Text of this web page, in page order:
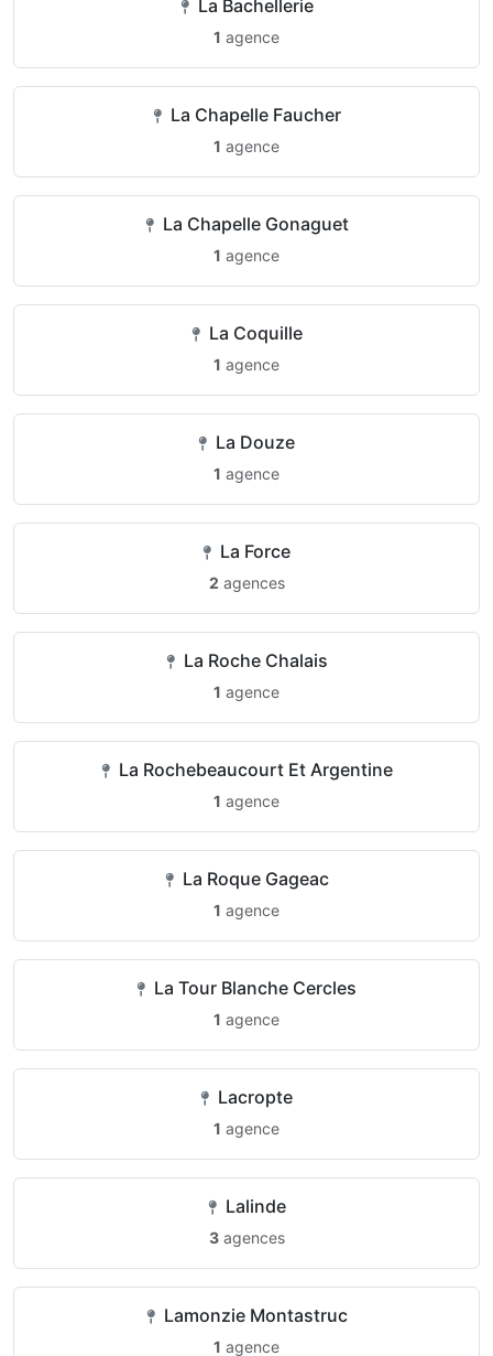
La Bachellerie
1 agence
La Chapelle Faucher
1 agence
La Chapelle Gonaguet
1 agence
La Coquille
1 agence
La Douze
1 agence
La Force
2 agences
La Roche Chalais
1 agence
La Rochebeaucourt Et Argentine
1 agence
La Roque Gageac
1 agence
La Tour Blanche Cercles
1 agence
Lacropte
1 agence
Lalinde
3agences
Lamonzie Montastruc
1 agence